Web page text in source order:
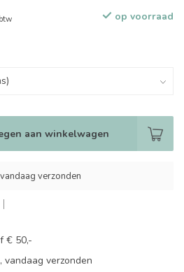
op voorraad
aan winkelwagen
verzonden
€ 50,-
vandaag verzonden